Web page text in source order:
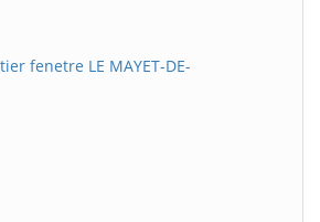
fenetre LE MAYET-DE-